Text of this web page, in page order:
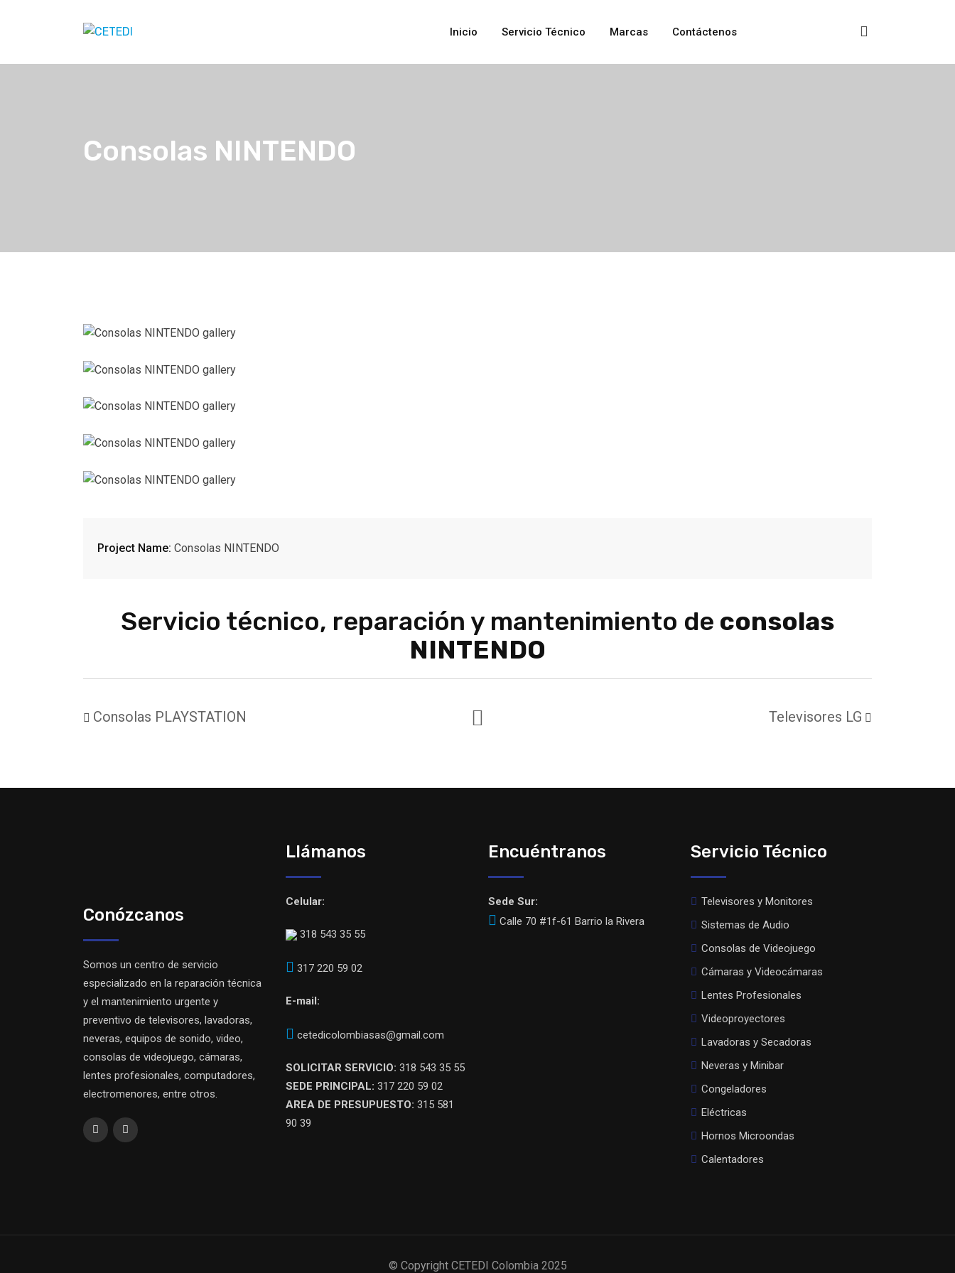
Inicio Servicio Técnico Marcas Contáctenos
Consolas NINTENDO
Project Name: Consolas NINTENDO
Servicio técnico, reparación y mantenimiento de consolas
NINTENDO
Consolas PLAYSTATION Televisores LG
Conózcanos
Somos un centro de servicio
especializado en la reparación técnica
y el mantenimiento urgente y
preventivo de televisores, lavadoras,
neveras, equipos de sonido, video,
consolas de videojuego, cámaras,
lentes profesionales, computadores,
electromenores, entre otros.
Llámanos
Celular:
318 543 35 55
317 220 59 02
E-mail:
cetedicolombiasas@gmail.com
SOLICITAR SERVICIO: 318 543 35 55
SEDE PRINCIPAL: 317 220 59 02
AREA DE PRESUPUESTO: 315 581
90 39
Encuéntranos
Sede Sur:
Calle 70 #1f-61 Barrio la Rivera
Servicio Técnico
Televisores y Monitores
Sistemas de Audio
Consolas de Videojuego
Cámaras y Videocámaras
Lentes Profesionales
Videoproyectores
Lavadoras y Secadoras
Neveras y Minibar
Congeladores
Eléctricas
Hornos Microondas
Calentadores
© Copyright CETEDI Colombia 2025